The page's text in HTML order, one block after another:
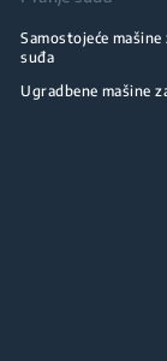
Samostojeće mašine
suđa
Ugradbene mašine